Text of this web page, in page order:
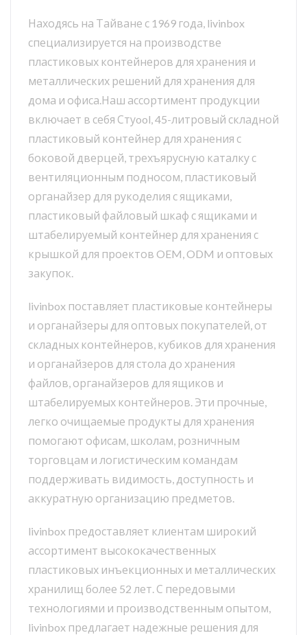
Находясь на Тайване с 1969 года, livinbox
специализируется на производстве
пластиковых контейнеров для хранения и
металлических решений для хранения для
дома и офиса.Наш ассортимент продукции
включает в себя Стуool, 45-литровый складной
пластиковый контейнер для хранения с
боковой дверцей, трехъярусную каталку с
вентиляционным подносом, пластиковый
органайзер для рукоделия с ящиками,
пластиковый файловый шкаф с ящиками и
штабелируемый контейнер для хранения с
крышкой для проектов OEM, ODM и оптовых
закупок.
livinbox поставляет пластиковые контейнеры
и органайзеры для оптовых покупателей, от
складных контейнеров, кубиков для хранения
и органайзеров для стола до хранения
файлов, органайзеров для ящиков и
штабелируемых контейнеров. Эти прочные,
легко очищаемые продукты для хранения
помогают офисам, школам, розничным
торговцам и логистическим командам
поддерживать видимость, доступность и
аккуратную организацию предметов.
livinbox предоставляет клиентам широкий
ассортимент высококачественных
пластиковых инъекционных и металлических
хранилищ более 52 лет. С передовыми
технологиями и производственным опытом,
livinbox предлагает надежные решения для